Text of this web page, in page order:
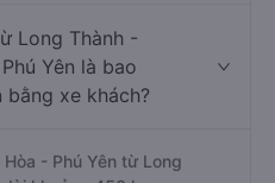
Long Thành -
Yên là bao
bằng xe khách?
- Phú Yên từ Long